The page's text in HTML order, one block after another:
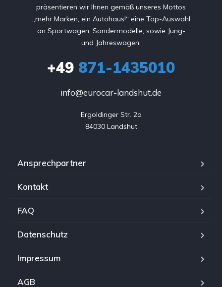
präsentieren wir Ihnen gemäß unseres Mottos
„mehr Marken, ein Autohaus!“ eine Top-Auswahl
an Sportwagen, Sondermodelle, sowie Jung-
und Jahreswagen.
+49 871-1435010
info@eurocar-landshut.de
Ergoldinger Str. 2a
84030 Landshut
Ansprechpartner
Kontakt
FAQ
Datenschutz
Impressum
AGB